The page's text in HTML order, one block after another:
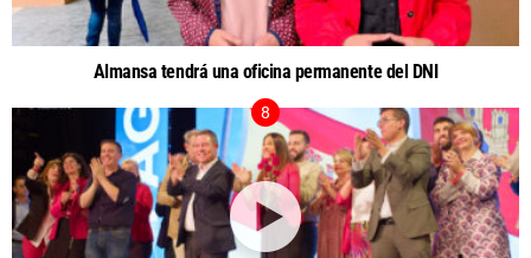
Almansa tendrá una oficina permanente del DNI